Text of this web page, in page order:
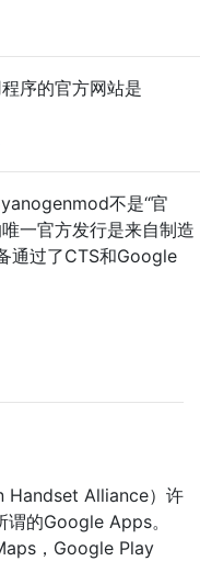
序的官方网站是
不是“官
一官方发行是来自制造
通过了CTS和Google
Handset Alliance）许
的Google Apps。
，Google Play